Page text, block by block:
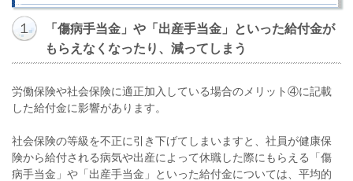
１
「傷病手当金」や「出産手当金」といった給付金が
もらえなくなったり、減ってしまう
労働保険や社会保険に適正加入している場合のメリット④に記載
した給付金に影響があります。
社会保険の等級を不正に引き下げてしまいますと、社員が健康保
険から給付される病気や出産によって休職した際にもらえる「傷
病手当金」や「出産手当金」といった給付金については、平均的